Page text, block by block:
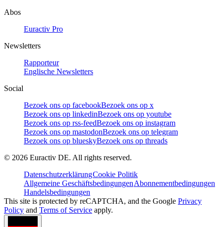
Abos
Euractiv Pro
Newsletters
Rapporteur
Englische Newsletters
Social
Bezoek ons op facebookBezoek ons op x
Bezoek ons op linkedinBezoek ons op youtube
Bezoek ons op rss-feedBezoek ons op instagram
Bezoek ons op mastodonBezoek ons op telegram
Bezoek ons op blueskyBezoek ons op threads
© 2026 Euractiv DE. All rights reserved.
DatenschutzerklärungCookie Politik
Allgemeine GeschäftsbedingungenAbonnementbedingungen
Handelsbedingungen
This site is protected by reCAPTCHA, and the Google Privacy
Policy and Terms of Service apply.